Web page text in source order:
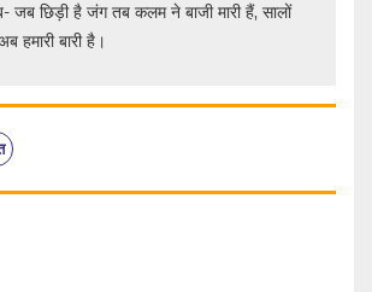
जब छिड़ी है जंग तब कलम ने बाजी मारी हैं, सालों
हमारी बारी है।